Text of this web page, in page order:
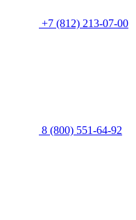
+7 (812) 213-07-00
8 (800) 551-64-92